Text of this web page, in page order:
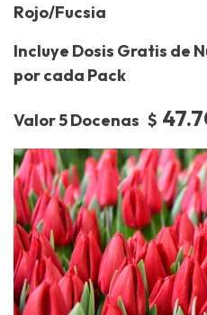
Rojo/Fucsia
Incluye Dosis Gratis de
por cada Pack
Valor 5 Docenas $